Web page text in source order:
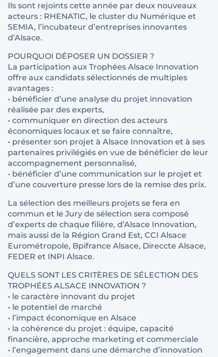
Ils sont rejoints cette année par deux nouveaux
acteurs : RHENATIC, le cluster du Numérique et
SEMIA, l’incubateur d’entreprises innovantes
d’Alsace.
POURQUOI DÉPOSER UN DOSSIER ?
La participation aux Trophées Alsace Innovation
offre aux candidats sélectionnés de multiples
avantages :
• bénéficier d’une analyse du projet innovation
réalisée par des experts,
• communiquer en direction des acteurs
économiques locaux et se faire connaître,
• présenter son projet à Alsace Innovation et à ses
partenaires privilégiés en vue de bénéficier de leur
accompagnement personnalisé,
• bénéficier d’une communication sur le projet et
d’une couverture presse lors de la remise des prix.
La sélection des meilleurs projets se fera en
commun et le Jury de sélection sera composé
d’experts de chaque filière, d’Alsace Innovation,
mais aussi de la Région Grand Est, CCI Alsace
Eurométropole, Bpifrance Alsace, Direccte Alsace,
FEDER et INPI Alsace.
QUELS SONT LES CRITÈRES DE SÉLECTION DES
TROPHÉES ALSACE INNOVATION ?
• le caractère innovant du projet
• le potentiel de marché
• l’impact économique en Alsace
• la cohérence du projet : équipe, capacité
financière, approche marketing et commerciale
• l’engagement dans une démarche d’innovation